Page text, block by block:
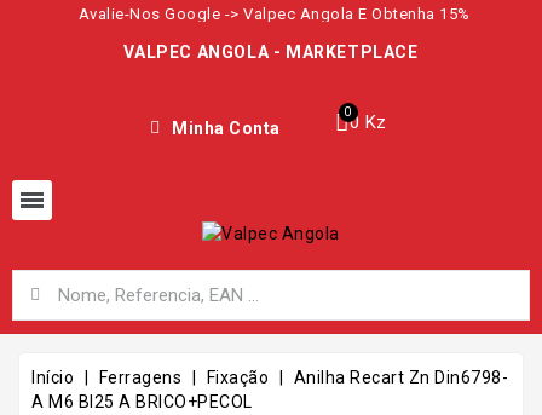
Avalie-Nos Google -> Valpec Angola E Obtenha 15%
VALPEC ANGOLA - MARKETPLACE
Minha Conta 0 Kz
Início Ferragens Fixação
Anilha Recart Zn Din6798-
A M6 Bl25 A BRICO+PECOL